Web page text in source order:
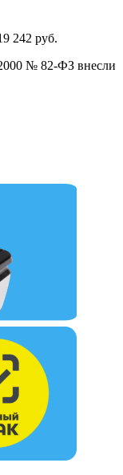
242 руб.
№ 82-ФЗ внесли